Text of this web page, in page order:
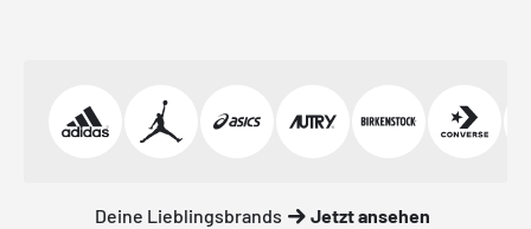
Deine Lieblingsbrands Jetzt ansehen